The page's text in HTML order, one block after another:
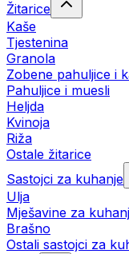
Žitarice
Kaše
Tjestenina
Granola
Zobene pahuljice i
Pahuljice i muesli
Heljda
Kvinoja
Riža
Ostale žitarice
Sastojci za kuhanje
Ulja
Mješavine za
Brašno
Ostali sastojci za